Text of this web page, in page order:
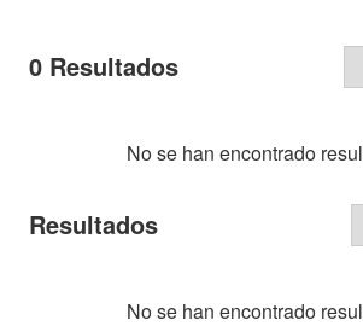
0 Resultados
No se han encontrado
Resultados
No se han encontrado